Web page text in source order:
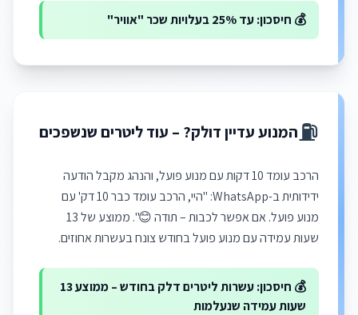
💰 חיסכון: עד 25% בעלויות שכר "אוויר"
⛽המנוע עדיין דולק? – עוד ליטרים שנשפכים
הרכב עומד 10 דקות עם מנוע פועל, והנהג מקבל הודעה
ידידותית ב-WhatsApp: "היי, הרכב עומד כבר 10 דק' עם
מנוע פועל. אם אפשר לכבות – תודה 😊". ממוצע של 13
שעות עמידה עם מנוע פועל בחודש צונח בעשרות אחוזים.
💰 חיסכון: עשרות ליטרים דלק בחודש – ממוצע 13
שעות עמידה שנעלמות